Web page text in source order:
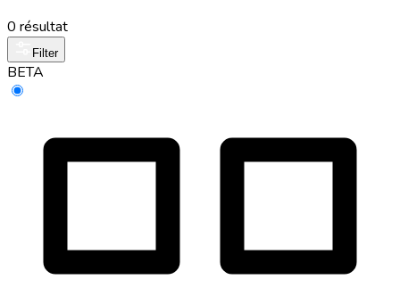
0 résultat
Filter
BETA